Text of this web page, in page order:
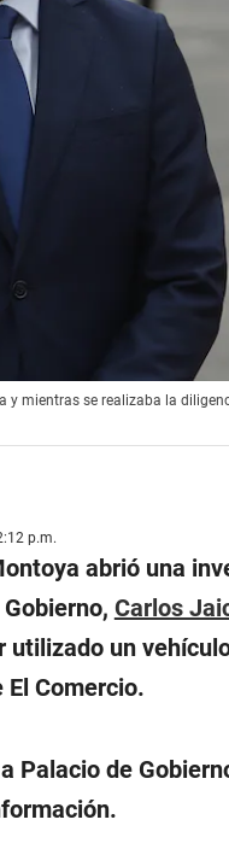
y mientras se realizaba la
p.m.
abrió una
Carlos
utilizado un
Comercio.
Palacio de